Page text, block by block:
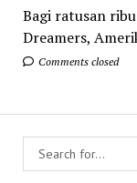
Bagi ratusan
Dreamers,
Comments closed